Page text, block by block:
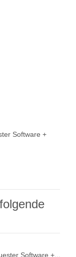
Software +